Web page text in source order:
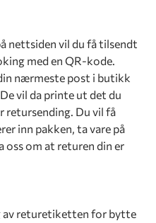
nettsiden vil du få tilsendt
med en QR-kode.
nærmeste post i butikk
vil da printe ut det du
retursending. Du vil få
inn pakken, ta vare på
oss om at returen din er
av returetiketten for bytte